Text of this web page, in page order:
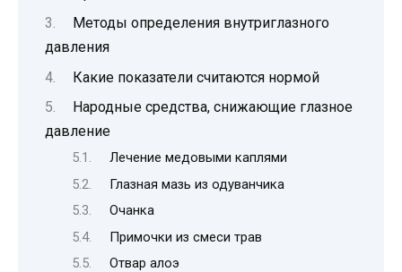
Методы определения внутриглазного
давления
Какие показатели считаются нормой
Народные средства, снижающие глазное
давление
Лечение медовыми каплями
Глазная мазь из одуванчика
Очанка
Примочки из смеси трав
Отвар алоэ